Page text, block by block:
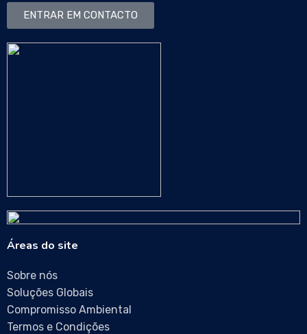
ENTRAR EM CONTACTO
Áreas do site
Sobre nós
Soluções Globais
Compromisso Ambiental
Termos e Condições